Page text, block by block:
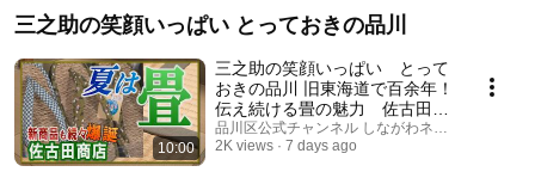
三之助の笑顔いっぱい とっておきの品川
10:00
三之助の笑顔いっぱい とって
おきの品川 旧東海道で百余年！
伝え続ける畳の魅力 佐古田商
店
品川区公式チャンネル しながわネットTV
2K views
7 days ago